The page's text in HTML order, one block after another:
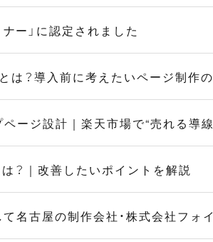
ー」に認定されました
は？導入前に考えたいページ制作
ージ設計｜楽天市場で“売れる導
？｜改善したいポイントを解説
名古屋の制作会社・株式会社フォ